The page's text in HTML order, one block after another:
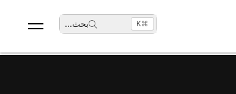
بحث... ⌘K